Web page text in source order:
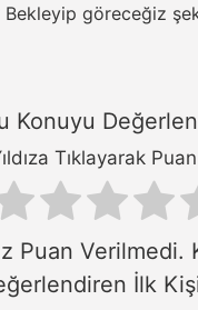
Bekleyip göreceğiz
Konuyu
Tıklayarak
Puan Verilmedi.
İlk